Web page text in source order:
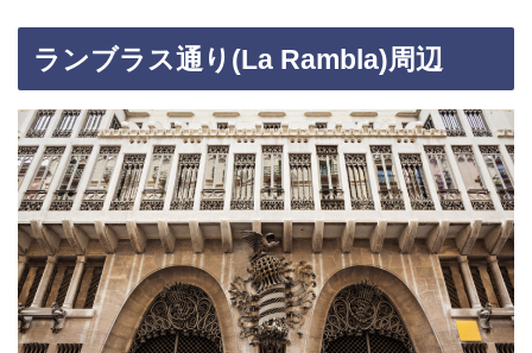
ランブラス通り(La Rambla)周辺